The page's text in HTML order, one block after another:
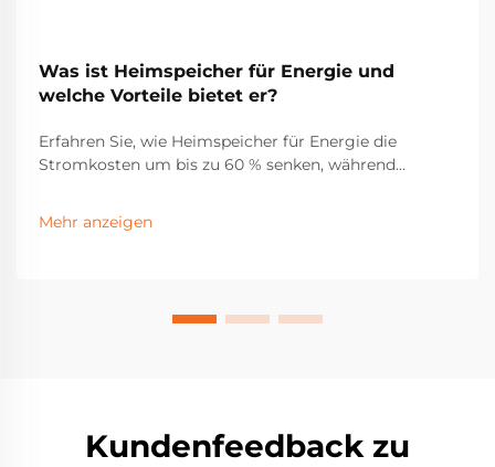
Was ist Heimspeicher für Energie und
welche Vorteile bietet er?
Erfahren Sie, wie Heimspeicher für Energie die
Stromkosten um bis zu 60 % senken, während
Rendite auf Solarenergie maximieren. Informieren Sie
sich über Fördermittel, Einsparungen und reale
Mehr anzeigen
Kundenfeedback zu